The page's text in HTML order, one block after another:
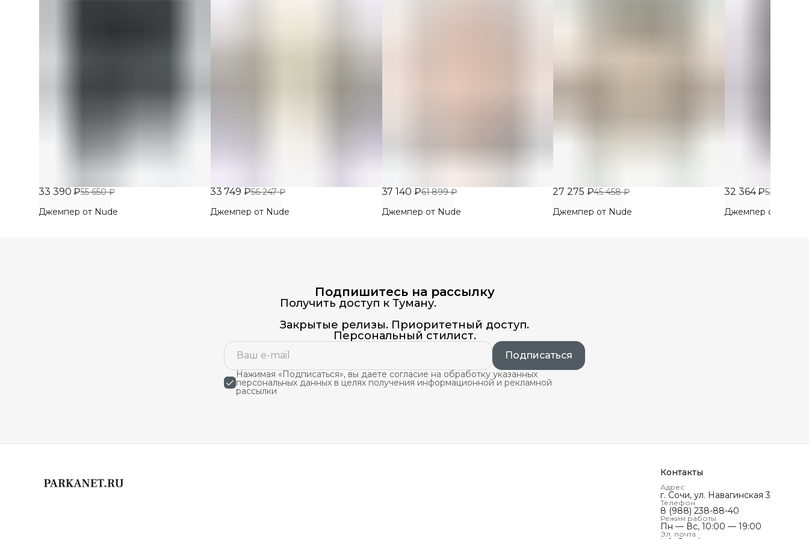
33 390 ₽55 650 ₽
Джемпер от Nude
33 749 ₽56 247 ₽
Джемпер от Nude
37 140 ₽61 899 ₽
Джемпер от Nude
27 275 ₽45 458 ₽
Джемпер от Nude
32 364 ₽53 939 ₽
Джемпер от Nude
Подпишитесь на рассылку
Получить доступ к Туману.
Закрытые релизы. Приоритетный доступ.
Персональный стилист.
Подписаться
Нажимая «Подписаться», вы даете согласие на обработку указанных
персональных данных в целях получения информационной и рекламной
рассылки
Контакты
Адрес
г. Сочи, ул. Навагинская 3
Телефон
8 (988) 238-88-40
Режим работы
Пн — Вс, 10:00 — 19:00
Эл. почта